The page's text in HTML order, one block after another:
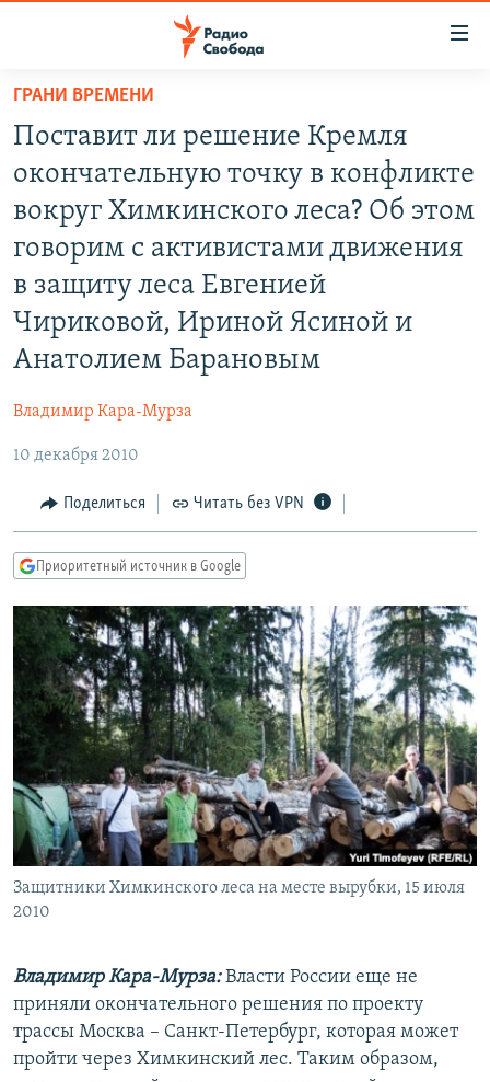
упрощенного
доступа
основному
содержанию
Вернутся
главной
навигации
АВТОРСКИЕ ПРОЕКТЫ
МНЕНИЯ
КУЛЬТУРА
IDEL.РЕАЛИИ
СИБИРЬ.РЕАЛИИ
РАСПИСАНИЕ ВЕЩАНИЯ
ПОДПИШИТЕСЬ НА РАССЫЛКУ
СОЦИАЛЬНЫЕ СЕТИ
Все сайты РСЕ/РС
ГРАНИ ВРЕМЕНИ
Поставит ли решение Кремля
окончательную точку в конфликте
вокруг Химкинского леса? Об этом
говорим с активистами движения
в защиту леса Евгенией
Чириковой, Ириной Ясиной и
Анатолием Барановым
Владимир Кара-Мурза
10 декабря 2010
Поделиться Читать без VPN
Приоритетный источник в Google
Защитники Химкинского леса на месте вырубки, 15 июля
2010
Владимир Кара-Мурза:Власти России еще не
приняли окончательного решения по проекту
трассы Москва – Санкт-Петербург, которая может
пройти через Химкинский лес. Таким образом,